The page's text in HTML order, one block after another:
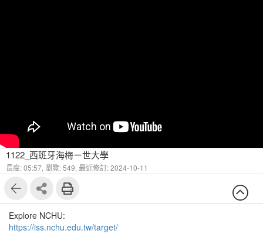
1122_西班牙海梅ㄧ世大學
長度: 05:57, 瀏覽: 549, 最近修訂: 2024-10-11
Explore NCHU:
https://iss.nchu.edu.tw/target/